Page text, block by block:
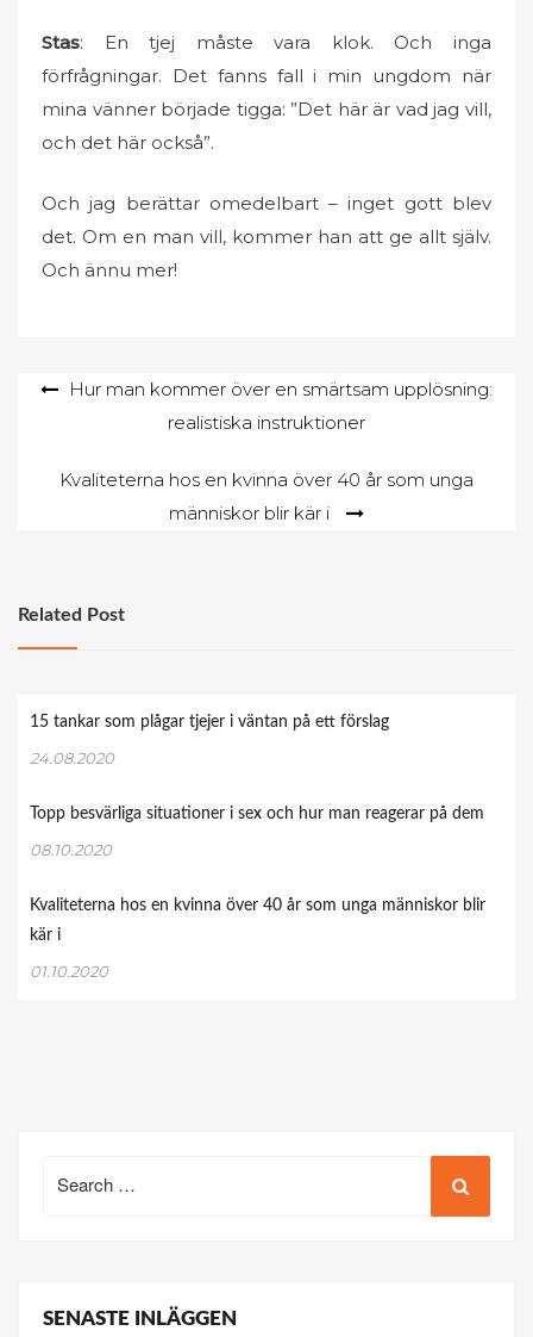
Stas: En tjej måste vara klok. Och inga
förfrågningar. Det fanns fall i min ungdom när
mina vänner började tigga: ”Det här är vad jag vill,
och det här också”.
Och jag berättar omedelbart – inget gott blev
det. Om en man vill, kommer han att ge allt själv.
Och ännu mer!
Inläggsnavigering
Hur man kommer över en smärtsam upplösning:
realistiska instruktioner
Kvaliteterna hos en kvinna över 40 år som unga
människor blir kär i
Related Post
15 tankar som plågar tjejer i väntan på ett förslag
24.08.2020
Topp besvärliga situationer i sex och hur man reagerar på dem
08.10.2020
Kvaliteterna hos en kvinna över 40 år som unga människor blir
kär i
01.10.2020
for:
SENASTE INLÄGGEN